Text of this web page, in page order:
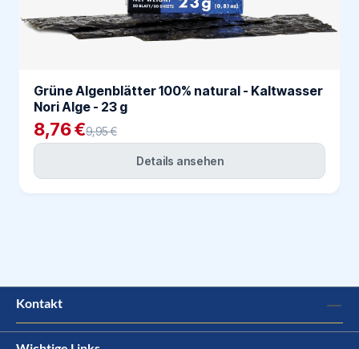
Grüne Algenblätter 100% natural - Kaltwasser
Nori Alge - 23 g
8,76 €9,95 €
Details ansehen
Kontakt